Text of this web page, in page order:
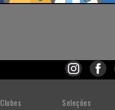
Clubes Seleções